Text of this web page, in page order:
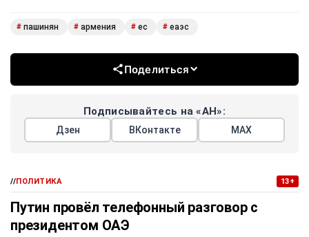
# пашинян # армения # ес # еаэс
Поделиться
Подписывайтесь на «АН»:
Дзен ВКонтакте МАХ
//ПОЛИТИКА 13+
Путин провёл телефонный разговор с
президентом ОАЭ